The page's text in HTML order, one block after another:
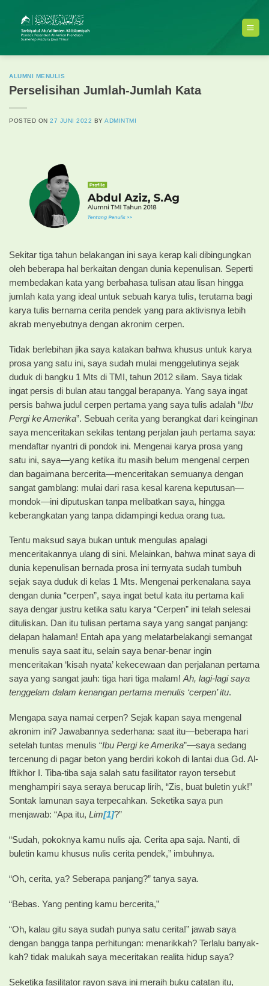
content
ALUMNI MENULIS
Perselisihan Jumlah-Jumlah Kata
POSTED ON27 JUNI 2022 BYADMINTMI
Sekitar tiga tahun belakangan ini saya kerap kali dibingungkan
oleh beberapa hal berkaitan dengan dunia kepenulisan. Seperti
membedakan kata yang berbahasa tulisan atau lisan hingga
jumlah kata yang ideal untuk sebuah karya tulis, terutama bagi
karya tulis bernama cerita pendek yang para aktivisnya lebih
akrab menyebutnya dengan akronim cerpen.
Tidak berlebihan jika saya katakan bahwa khusus untuk karya
prosa yang satu ini, saya sudah mulai menggelutinya sejak
duduk di bangku 1 Mts di TMI, tahun 2012 silam. Saya tidak
ingat persis di bulan atau tanggal berapanya. Yang saya ingat
persis bahwa judul cerpen pertama yang saya tulis adalah “Ibu
Pergi ke Amerika”. Sebuah cerita yang berangkat dari keinginan
saya menceritakan sekilas tentang perjalan jauh pertama saya:
mendaftar nyantri di pondok ini. Mengenai karya prosa yang
satu ini, saya—yang ketika itu masih belum mengenal cerpen
dan bagaimana bercerita—menceritakan semuanya dengan
sangat gamblang: mulai dari rasa kesal karena keputusan—
mondok—ini diputuskan tanpa melibatkan saya, hingga
keberangkatan yang tanpa didampingi kedua orang tua.
Tentu maksud saya bukan untuk mengulas apalagi
menceritakannya ulang di sini. Melainkan, bahwa minat saya di
dunia kepenulisan bernada prosa ini ternyata sudah tumbuh
sejak saya duduk di kelas 1 Mts. Mengenai perkenalana saya
dengan dunia “cerpen”, saya ingat betul kata itu pertama kali
saya dengar justru ketika satu karya “Cerpen” ini telah selesai
dituliskan. Dan itu tulisan pertama saya yang sangat panjang:
delapan halaman! Entah apa yang melatarbelakangi semangat
menulis saya saat itu, selain saya benar-benar ingin
menceritakan ‘kisah nyata’ kekecewaan dan perjalanan pertama
saya yang sangat jauh: tiga hari tiga malam!Ah, lagi-lagi saya
tenggelam dalam kenangan pertama menulis ‘cerpen’ itu.
Mengapa saya namai cerpen? Sejak kapan saya mengenal
akronim ini? Jawabannya sederhana: saat itu—beberapa hari
setelah tuntas menulis “Ibu Pergi ke Amerika”—saya sedang
tercenung di pagar beton yang berdiri kokoh di lantai dua Gd. Al-
Iftikhor I. Tiba-tiba saja salah satu fasilitator rayon tersebut
menghampiri saya seraya berucap lirih, “Zis, buat buletin yuk!”
Sontak lamunan saya terpecahkan. Seketika saya pun
menjawab: “Apa itu, Lim[1]?”
“Sudah, pokoknya kamu nulis aja. Cerita apa saja. Nanti, di
buletin kamu khusus nulis cerita pendek,” imbuhnya.
“Oh, cerita, ya? Seberapa panjang?” tanya saya.
“Bebas. Yang penting kamu bercerita,”
“Oh, kalau gitu saya sudah punya satu cerita!” jawab saya
dengan bangga tanpa perhitungan: menarikkah? Terlalu banyak-
kah? tidak malukah saya meceritakan realita hidup saya?
Seketika fasilitator rayon saya ini meraih buku catatan itu,